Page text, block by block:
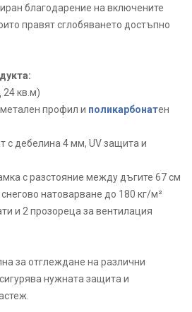
благодарение на включените
правят сглобяването достъпно
кв.м)
профил и поликарбонатен
с дебелина 4 мм, UV защита и
с разстояние между дъгите 67 см
натоварване до 180 кг/м²
и 2 прозореца за вентилация
за отглеждане на различни
нужната защита и